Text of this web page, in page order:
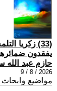
(33) زكريا
يفقدون
حازم عبد الله
2026 / 8 / 9
مواضيع